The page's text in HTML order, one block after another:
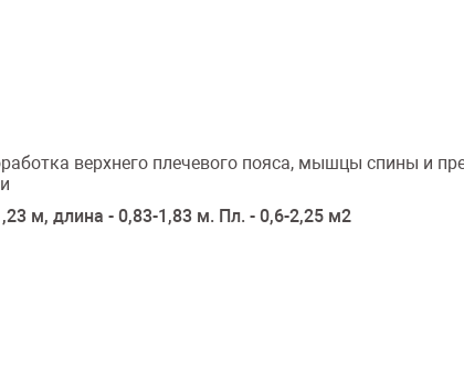
верхнего плечевого пояса, мышцы спины и
м, длина - 0,83-1,83 м. Пл. - 0,6-2,25 м2